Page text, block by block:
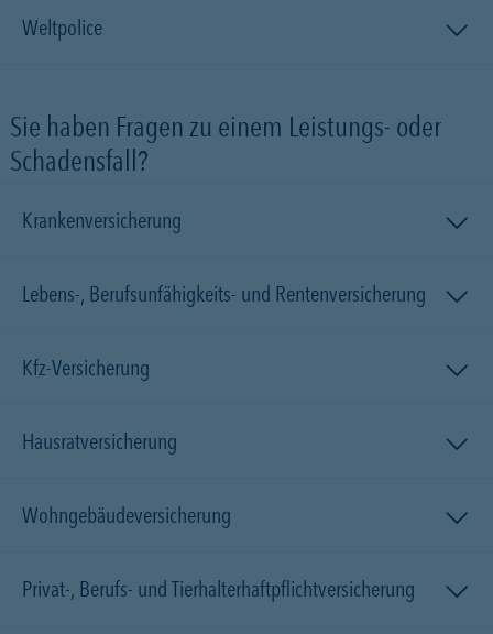
Weltpolice
Sie haben Fragen zu einem Leistungs- oder
Schadensfall?
Krankenversicherung
Lebens-, Berufsunfähigkeits- und Rentenversicherung
Kfz-Versicherung
Hausratversicherung
Wohngebäudeversicherung
Privat-, Berufs- und Tierhalterhaftpflichtversicherung